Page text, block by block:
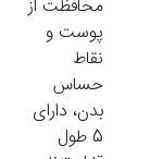
محافظت از
پوست و
نقاط
حساس
بدن، دارای
5 طول